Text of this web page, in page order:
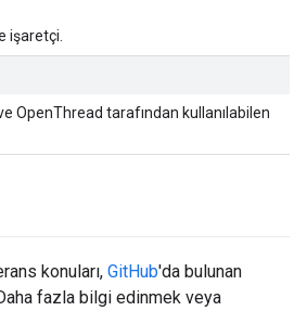
işaretçi.
OpenThread tarafından kullanılabilen
konuları, GitHub'da bulunan
fazla bilgi edinmek veya